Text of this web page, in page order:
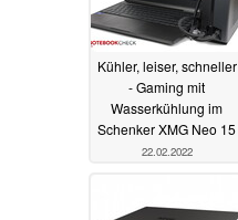
Kühler, leiser, schneller
- Gaming mit
Wasserkühlung im
Schenker XMG Neo 15
22.02.2022